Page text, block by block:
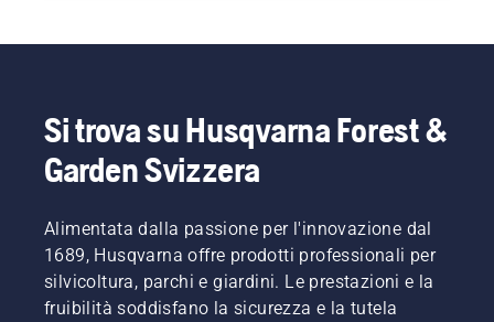
Si trova su Husqvarna Forest &
Garden Svizzera
Alimentata dalla passione per l'innovazione dal
1689, Husqvarna offre prodotti professionali per
silvicoltura, parchi e giardini. Le prestazioni e la
fruibilità soddisfano la sicurezza e la tutela